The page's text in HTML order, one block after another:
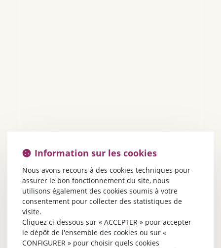
Information sur les cookies
Nous avons recours à des cookies techniques pour
assurer le bon fonctionnement du site, nous
utilisons également des cookies soumis à votre
consentement pour collecter des statistiques de
visite.
Cliquez ci-dessous sur « ACCEPTER » pour accepter
le dépôt de l'ensemble des cookies ou sur «
CONFIGURER » pour choisir quels cookies